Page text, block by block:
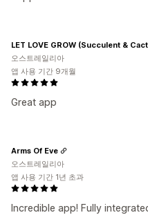
Great app
LET LOVE GROW (Succulent &
오스트레일리아
앱 사용 기간 9개월
Incredible app! Fully
Arms Of Eve
오스트레일리아
앱 사용 기간 1년 초과